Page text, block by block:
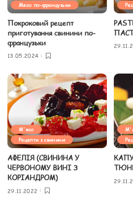
Мясо по-французьки
Покроковий рецепт
приготування свинини по-
французьки
13.05.2024
М'ясо
Рецепти з свинини
АФЕЛІЯ (СВИНИНА У
ЧЕРВОНОМУ ВИНІ З
КОРІАНДРОМ)
29.11.2022